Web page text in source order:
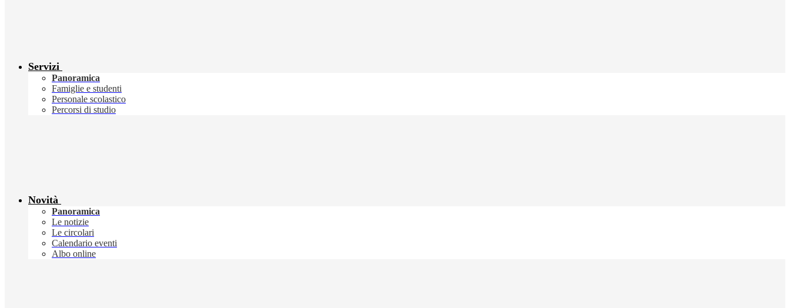
Servizi
Panoramica
Famiglie e studenti
Personale scolastico
Percorsi di studio
Novità
Panoramica
Le notizie
Le circolari
Calendario eventi
Albo online